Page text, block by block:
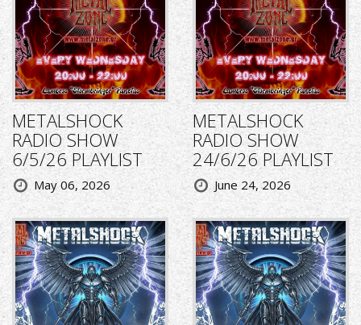
METALSHOCK
RADIO SHOW
6/5/26 PLAYLIST
May 06, 2026
METALSHOCK
RADIO SHOW
24/6/26 PLAYLIST
June 24, 2026